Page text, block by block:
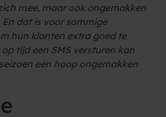
mee, maar ook ongemakken
En dat is voor sommige
hun klanten extra goed te
tijd een SMS versturen kan
een hoop ongemakken